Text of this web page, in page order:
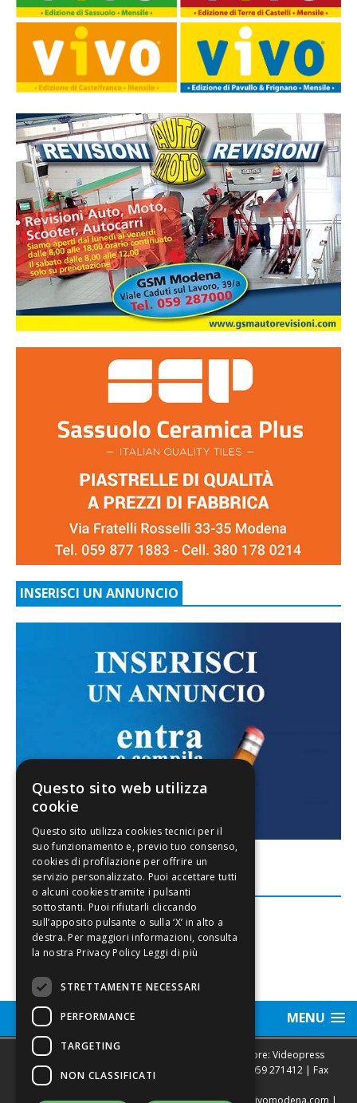
INSERISCI UN ANNUNCIO
FACEBOOK
MENU
Sede legale, Redazione, pubblicità e annunci Editore: Videopress
Modena S.r.l. via Emilia Est, 402/6 - Modena | Tel.
059 271412 | Fax
Questo sito web utilizza
cookie
Leggi di più
STRETTAMENTE NECESSARI
PERFORMANCE
TARGETING
NON CLASSIFICATI